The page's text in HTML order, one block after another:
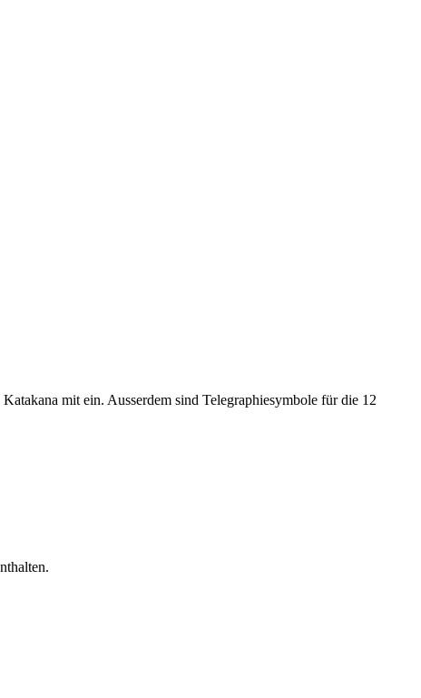
mit ein. Ausserdem sind Telegraphiesymbole für die 12